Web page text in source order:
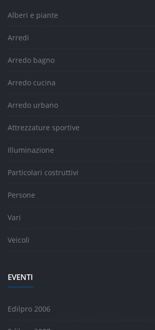
Alberi e piante
Arredi
Arredo bagno
Arredo cucina
Arredo urbano
Attrezzature sportive
Illuminazione
Particolari costruttivi
Persone
Vari
Veicoli
EVENTI
Edilpro 2006